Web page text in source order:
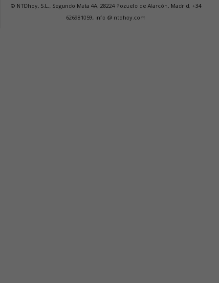
© NTDhoy, S.L., Segundo Mata 4A, 28224 Pozuelo de Alarcón, Madrid, +34
626981059, info @ ntdhoy.com